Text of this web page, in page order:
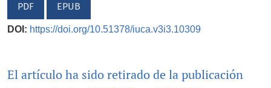
PDF EPUB
DOI: https://doi.org/10.51378/iuca.v3i3.10309
El artículo ha sido retirado de la publicación